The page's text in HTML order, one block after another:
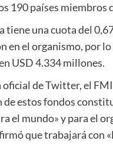
190 países miembros
tiene una cuota del
en el organismo, por lo
USD 4.334 millones.
oficial de Twitter, el
estos fondos
el mundo» y para el
que trabajará con